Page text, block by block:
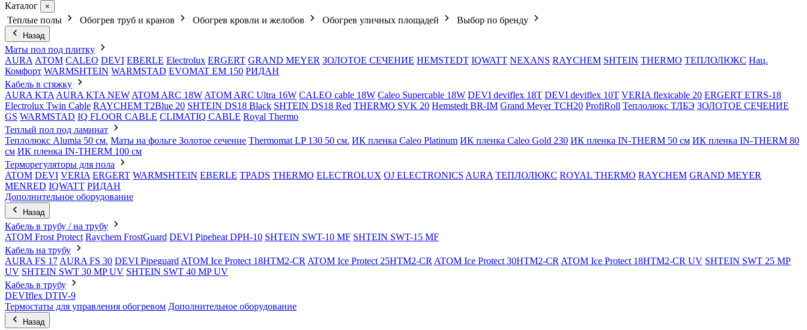
Каталог
×
Теплые полы Обогрев труб и кранов Обогрев кровли и желобов Обогрев уличных площадей Выбор по бренду
Назад
Маты пол под плитку
AURA АТОМ CALEO DEVI EBERLE Electrolux ERGERT GRAND MEYER ЗОЛОТОЕ СЕЧЕНИЕ HEMSTEDT IQWATT NEXANS RAYCHEM SHTEIN THERMO ТЕПЛОЛЮКС Нац.
Комфорт WARMSHTEIN WARMSTAD EVOMAT EM 150 РИДАН
Кабель в стяжку
AURA KTA AURA KTA NEW ATOM ARC 18W ATOM ARC Ultra 16W CALEO cable 18W Caleo Supercable 18W DEVI deviflex 18T DEVI deviflex 10T VERIA flexicable 20 ERGERT ETRS-18
Electrolux Twin Cable RAYCHEM T2Blue 20 SHTEIN DS18 Black SHTEIN DS18 Red THERMO SVK 20 Hemstedt BR-IM Grand Meyer TCH20 ProfiRoll Теплолюкс ТЛБЭ ЗОЛОТОЕ СЕЧЕНИЕ
GS WARMSTAD IQ FLOOR CABLE CLIMATIQ CABLE Royal Thermo
Теплый пол под ламинат
Теплолюкс Alumia 50 см. Маты на фольге Золотое сечение Thermomat LP 130 50 cм. ИК пленка Caleo Platinum ИК пленка Caleo Gold 230 ИК пленка IN-THERM 50 см ИК пленка IN-THERM 80
см ИК пленка IN-THERM 100 см
Терморегуляторы для пола
ATOM DEVI VERIA ERGERT WARMSHTEIN EBERLE TPADS THERMO ELECTROLUX OJ ELECTRONICS AURA ТЕПЛОЛЮКС ROYAL THERMO RAYCHEM GRAND MEYER
MENRED IQWATT РИДАН
Дополнительное оборудование
Назад
Кабель в трубу / на трубу
ATOM Frost Protect Raychem FrostGuard DEVI Pipeheat DPH-10 SHTEIN SWT-10 MF SHTEIN SWT-15 MF
Кабель на трубу
AURA FS 17 AURA FS 30 DEVI Pipeguard ATOM Ice Protect 18HTM2-CR ATOM Ice Protect 25HTM2-CR ATOM Ice Protect 30HTM2-CR ATOM Ice Protect 18HTM2-CR UV SHTEIN SWT 25 MP
UV SHTEIN SWT 30 MP UV SHTEIN SWT 40 MP UV
Кабель в трубу
DEVIflex DTIV-9
Термостаты для управления обогревом Дополнительное оборудование
Назад